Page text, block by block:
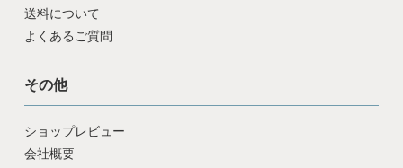
送料について
よくあるご質問
その他
ショップレビュー
会社概要